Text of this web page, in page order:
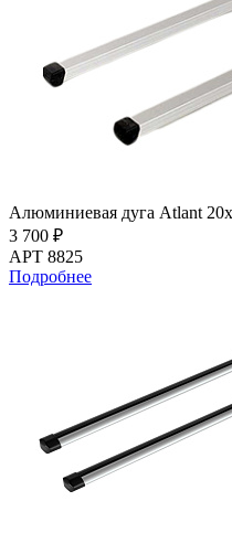
Алюминиевая дуга Atlant
3 700 ₽
АРТ 8825
Подробнее